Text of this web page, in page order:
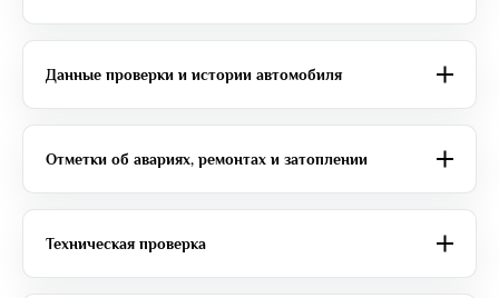
Данные проверки и истории автомобиля
Отметки об авариях, ремонтах и затоплении
Техническая проверка